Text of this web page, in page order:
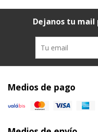
Dejanos tu mail
Medios de pago